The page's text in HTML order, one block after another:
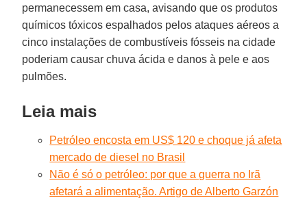
permanecessem em casa, avisando que os produtos
químicos tóxicos espalhados pelos ataques aéreos a
cinco instalações de combustíveis fósseis na cidade
poderiam causar chuva ácida e danos à pele e aos
pulmões.
Leia mais
Petróleo encosta em US$ 120 e choque já afeta
mercado de diesel no Brasil
Não é só o petróleo: por que a guerra no Irã
afetará a alimentação. Artigo de Alberto Garzón